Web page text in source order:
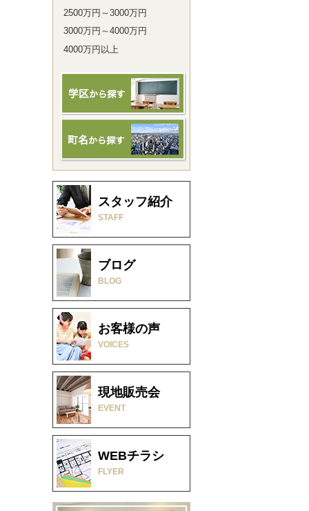
2500万円～3000万円
3000万円～4000万円
4000万円以上
スタッフ紹介
STAFF
ブログ
BLOG
お客様の声
VOICES
現地販売会
EVENT
WEBチラシ
FLYER